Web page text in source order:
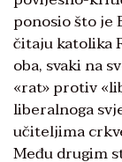
ponosio što je
čitaju katolika
oba, svaki na
«rat» protiv
liberalnoga
učiteljima
Među drugim